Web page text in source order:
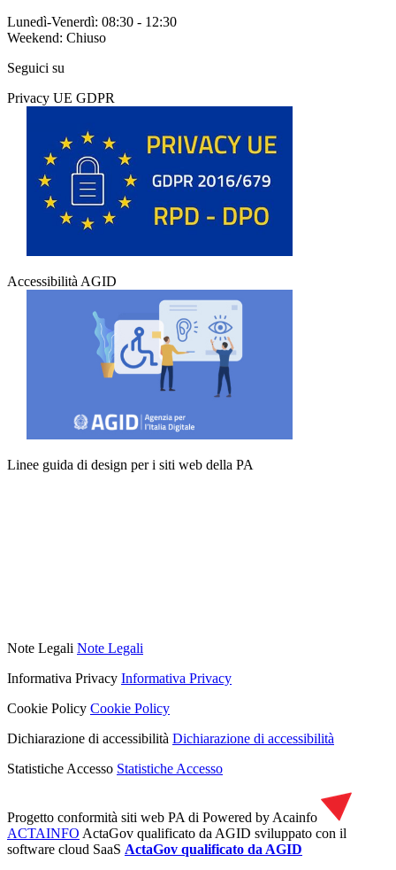
Lunedì-Venerdì: 08:30 - 12:30
Weekend: Chiuso
Seguici su
Privacy UE GDPR
Accessibilità AGID
Linee guida di design per i siti web della PA
Note Legali Note Legali
Informativa Privacy Informativa Privacy
Cookie Policy Cookie Policy
Dichiarazione di accessibilità Dichiarazione di accessibilità
Statistiche Accesso Statistiche Accesso
Progetto conformità siti web PA di Powered by Acainfo
ACTAINFO ActaGov qualificato da AGID sviluppato con il
software cloud SaaS ActaGov qualificato da AGID